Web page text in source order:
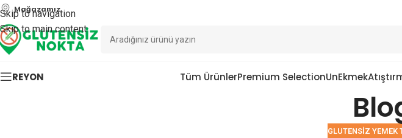
Skip to navigation
Skip to main content
Mağazamız
REYON Tüm ÜrünlerPremium SelectionUnEkmek
GLUTENSIZ YEMEK